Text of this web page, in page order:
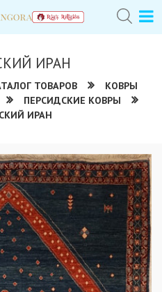
ИРАН
ТОВАРОВ
КОВРЫ
ПЕРСИДСКИЕ КОВРЫ
ИРАН